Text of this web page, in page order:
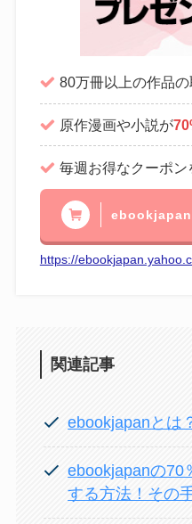
80万冊以上の作品の
原作漫画や小説が
毎週お得なクーポン
ebookjapan
https://
関連記事
ebookjapanとは
ebookjapanの70
する方法！その